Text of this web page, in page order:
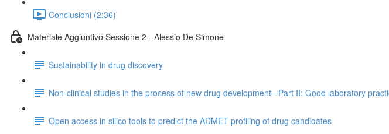
Conclusioni (2:36)
Materiale Aggiuntivo Sessione 2 - Alessio De Simone
Sustainability in drug discovery
Non-clinical studies in the process of new drug development– Part II: Good laboratory
Open access in silico tools to predict the ADMET profiling of drug candidates